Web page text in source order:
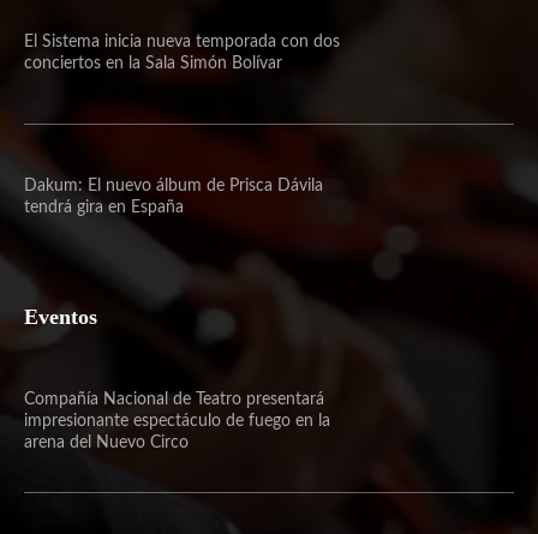
El Sistema inicia nueva temporada con dos
conciertos en la Sala Simón Bolívar
Dakum: El nuevo álbum de Prisca Dávila
tendrá gira en España
Eventos
Compañía Nacional de Teatro presentará
impresionante espectáculo de fuego en la
arena del Nuevo Circo